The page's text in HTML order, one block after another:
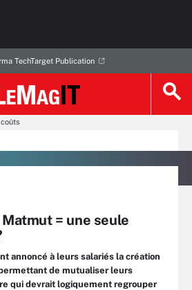
TechTarget Publication
= une seule
annoncé à leurs salariés la création
de mutualiser leurs
qui devrait logiquement regrouper